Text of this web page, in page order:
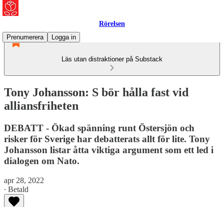
Rörelsen
Prenumerera
Logga in
Läs utan distraktioner på Substack
Tony Johansson: S bör hålla fast vid
alliansfriheten
DEBATT - Ökad spänning runt Östersjön och
risker för Sverige har debatterats allt för lite. Tony
Johansson listar åtta viktiga argument som ett led i
dialogen om Nato.
apr 28, 2022
∙ Betald